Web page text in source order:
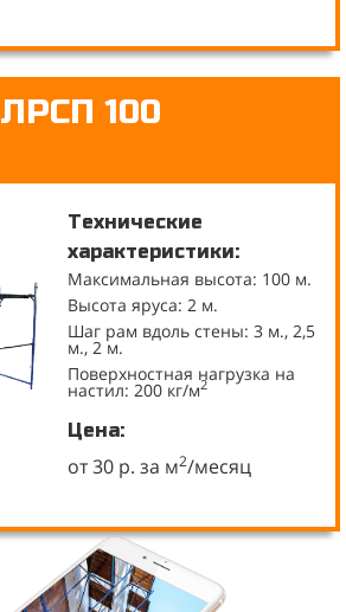
ЛРСП 100
Технические
характеристики:
Максимальная высота: 100 м.
Высота яруса: 2 м.
Шаг рам вдоль стены: 3 м., 2,5
м., 2 м.
Поверхностная нагрузка на
настил: 200 кг/м2
Цена:
от 30 р. за м2/месяц